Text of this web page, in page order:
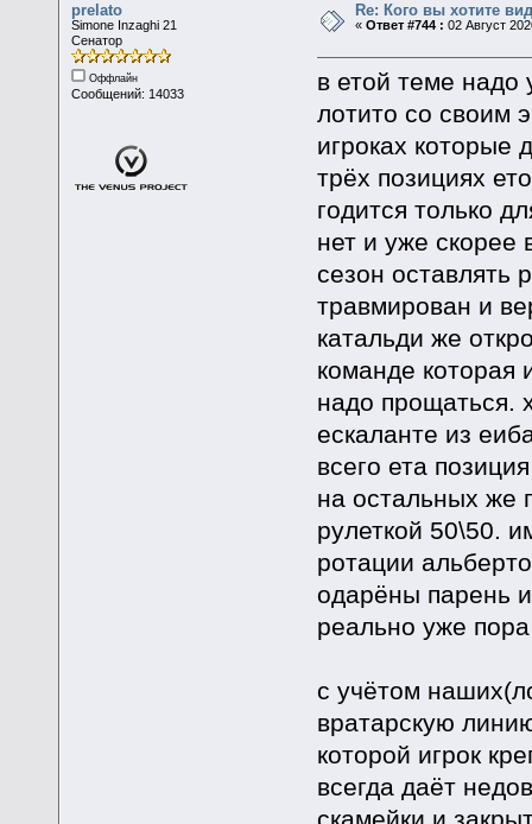
prelato
Simone Inzaghi 21
Сенатор
Оффлайн
Сообщений: 14033
Re: Кого вы хотите
«Ответ #744 : 02 Август
в етой теме надо
лотито со своим
игроках которые
трёх позициях
годится только
нет и уже скорее
сезон оставлять
травмирован и
катальди же
команде
надо прощаться.
ескаланте из
всего ета
на остальных же
рулеткой 50\50.
ротации
одарёны парень
реально уже
с учётом
вратарскую
которой игрок
всегда даёт